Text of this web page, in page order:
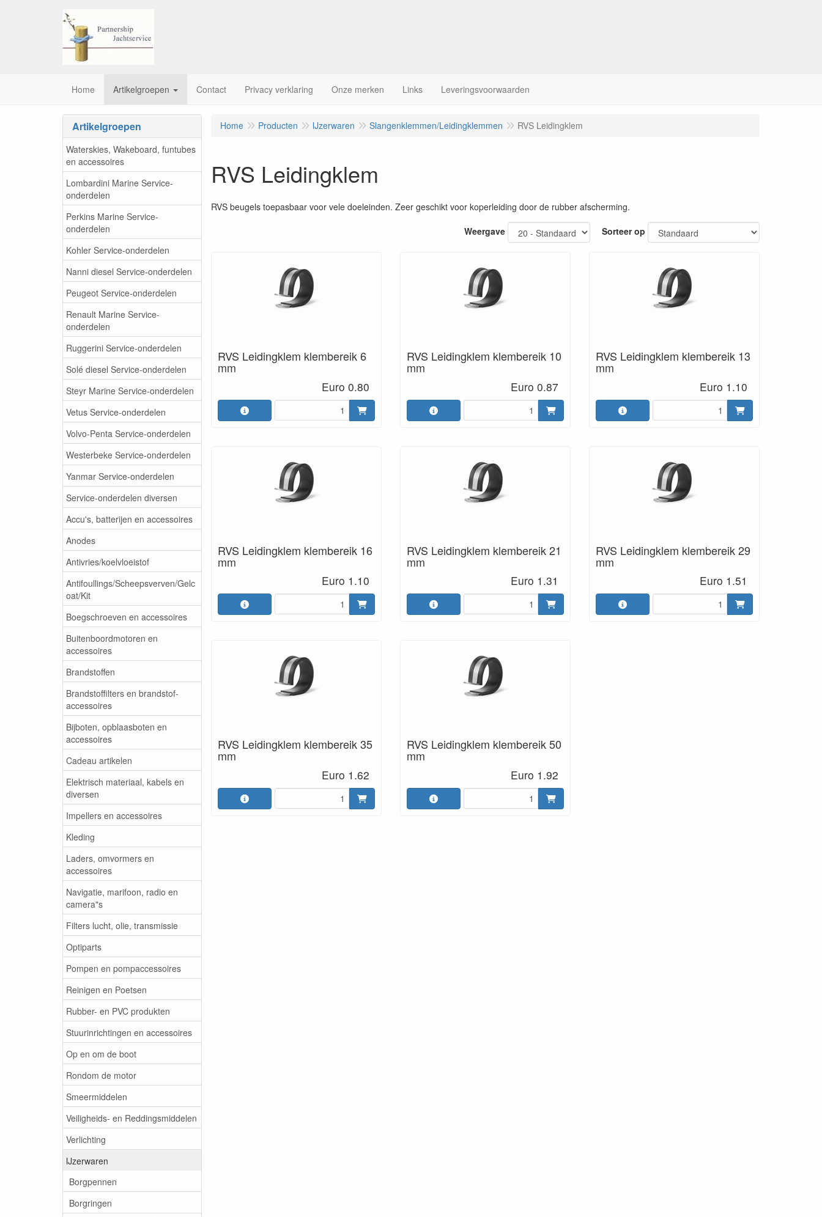
Home Artikelgroepen Contact Privacy verklaring Onze merken Links Leveringsvoorwaarden
Artikelgroepen
Waterskies, Wakeboard, funtubes
en accessoires
Lombardini Marine Service-
onderdelen
Perkins Marine Service-
onderdelen
Kohler Service-onderdelen
Nanni diesel Service-onderdelen
Peugeot Service-onderdelen
Renault Marine Service-
onderdelen
Ruggerini Service-onderdelen
Solé diesel Service-onderdelen
Steyr Marine Service-onderdelen
Vetus Service-onderdelen
Volvo-Penta Service-onderdelen
Westerbeke Service-onderdelen
Yanmar Service-onderdelen
Service-onderdelen diversen
Accu's, batterijen en accessoires
Anodes
Antivries/koelvloeistof
Antifoullings/Scheepsverven/Gelc
oat/Kit
Boegschroeven en accessoires
Buitenboordmotoren en
accessoires
Brandstoffen
Brandstoffilters en brandstof-
accessoires
Bijboten, opblaasboten en
accessoires
Cadeau artikelen
Elektrisch materiaal, kabels en
diversen
Impellers en accessoires
Kleding
Laders, omvormers en
accessoires
Navigatie, marifoon, radio en
camera"s
Filters lucht, olie, transmissie
Optiparts
Pompen en pompaccessoires
Reinigen en Poetsen
Rubber- en PVC produkten
Stuurinrichtingen en accessoires
Op en om de boot
Rondom de motor
Smeermiddelen
Veiligheids- en Reddingsmiddelen
Verlichting
IJzerwaren
Borgpennen
Borgringen
Home Producten IJzerwaren Slangenklemmen/Leidingklemmen RVS Leidingklem
RVS Leidingklem
RVS beugels toepasbaar voor vele doeleinden. Zeer geschikt voor koperleiding door de rubber afscherming.
Weergave
Sorteer op
RVS Leidingklem klembereik 6
mm
Euro 0.80
RVS Leidingklem klembereik 10
mm
Euro 0.87
RVS Leidingklem klembereik 13
mm
Euro 1.10
RVS Leidingklem klembereik 16
mm
Euro 1.10
RVS Leidingklem klembereik 21
mm
Euro 1.31
RVS Leidingklem klembereik 29
mm
Euro 1.51
RVS Leidingklem klembereik 35
mm
Euro 1.62
RVS Leidingklem klembereik 50
mm
Euro 1.92